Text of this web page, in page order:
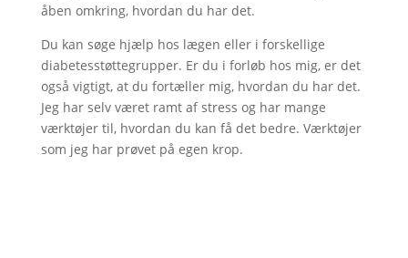
åben omkring, hvordan du har det.
Du kan søge hjælp hos lægen eller i forskellige
diabetesstøttegrupper. Er du i forløb hos mig, er det
også vigtigt, at du fortæller mig, hvordan du har det.
Jeg har selv været ramt af stress og har mange
værktøjer til, hvordan du kan få det bedre. Værktøjer
som jeg har prøvet på egen krop.